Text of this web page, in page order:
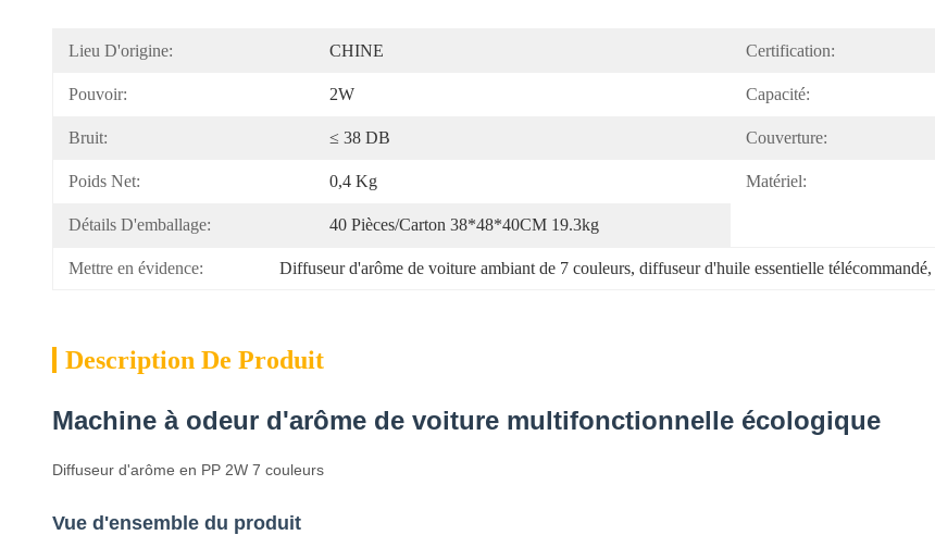
Lieu D'origine: CHINE Certification:
Pouvoir: 2W Capacité:
Bruit: ≤ 38 DB Couverture:
Poids Net: 0,4 Kg Matériel:
Détails D'emballage: 40 Pièces/carton 38*48*40CM 19.3kg
Mettre en évidence: Diffuseur d'arôme de voiture ambiant de 7 couleurs, diffuseur d'huile essentielle télécommandé,
Description De Produit
Machine à odeur d'arôme de voiture multifonctionnelle écologique
Diffuseur d'arôme en PP 2W 7 couleurs
Vue d'ensemble du produit